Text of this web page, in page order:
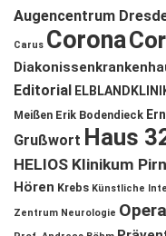
Augencentrum
Carus Corona
Editorial
Meißen Erik Bodendieck
Grußwort Haus
HELIOS Klinikum
Hören Krebs Künstliche
Zentrum Neurologie